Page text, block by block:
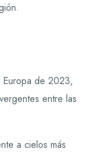
Europa de 2023,
entre las
a cielos más